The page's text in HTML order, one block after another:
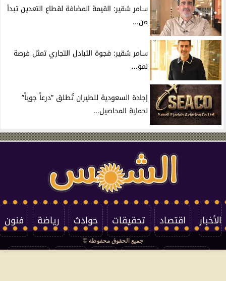
سامر شقير: القيمة المضافة لقطاع التعدين تبدأ
من...
سامر شقير: فجوة التبادل التجاري تمثل فرصة
نمو...
إجادة السعودية للطيران تُطلق ”درعاً جوياً”
لحماية المحاصيل...
الأخبار اقتصاد تحقيقات حوادث رياضة فنون
جميع الحقوق محفوظة ©